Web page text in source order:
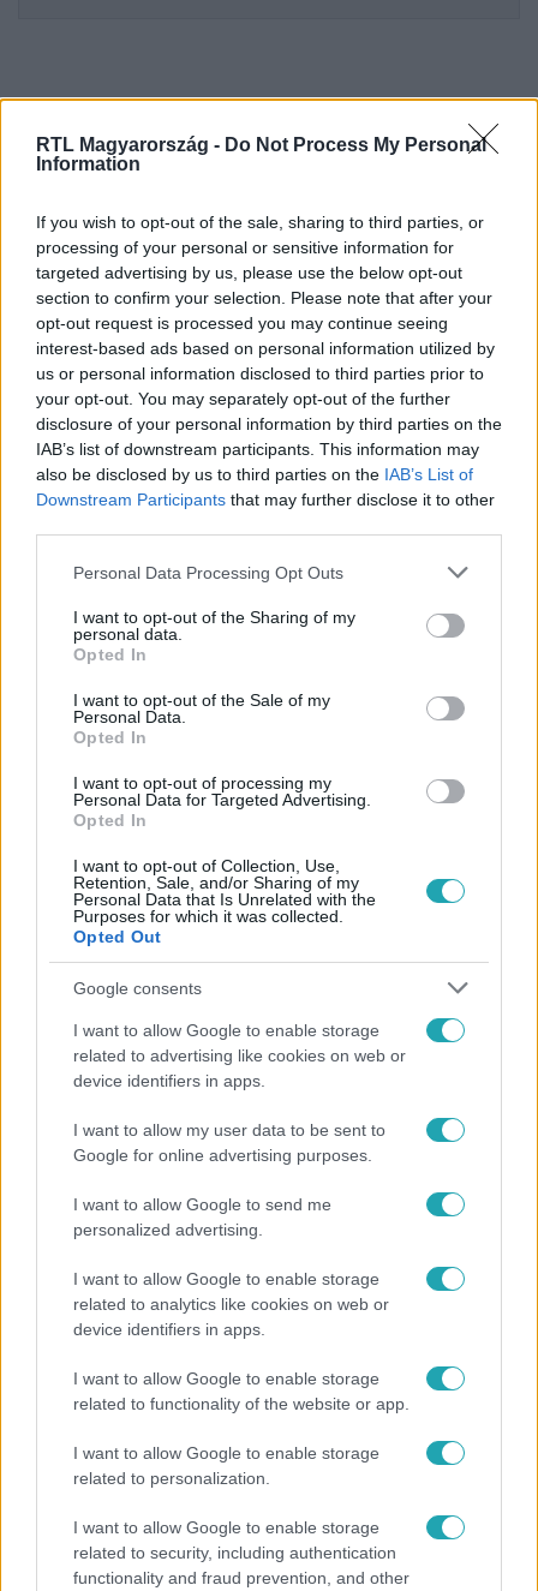
RTL Magyarország - Do Not Process My Personal
Information
If you wish to opt-out of the sale, sharing to third parties, or
processing of your personal or sensitive information for
targeted advertising by us, please use the below opt-out
section to confirm your selection. Please note that after your
opt-out request is processed you may continue seeing
interest-based ads based on personal information utilized by
us or personal information disclosed to third parties prior to
your opt-out. You may separately opt-out of the further
disclosure of your personal information by third parties on the
IAB’s list of downstream participants. This information may
also be disclosed by us to third parties on the IAB’s List of
Downstream Participants that may further disclose it to other
Please note that this website/app uses one or more Google
not limited to your visit or usage behaviour. You may click to
grant or deny consent to Google and its third-party tags to
use your data for below specified purposes in below Google
consent section.
Personal Data Processing Opt Outs
I want to opt-out of the Sharing of my
personal data.
Opted In
I want to opt-out of the Sale of my
Personal Data.
Opted In
I want to opt-out of processing my
Personal Data for Targeted Advertising.
Opted In
I want to opt-out of Collection, Use,
Retention, Sale, and/or Sharing of my
Personal Data that Is Unrelated with the
Purposes for which it was collected.
Opted Out
Google consents
I want to allow Google to enable storage
related to advertising like cookies on web or
device identifiers in apps.
I want to allow my user data to be sent to
Google for online advertising purposes.
I want to allow Google to send me
personalized advertising.
I want to allow Google to enable storage
related to analytics like cookies on web or
device identifiers in apps.
I want to allow Google to enable storage
related to functionality of the website or app.
I want to allow Google to enable storage
related to personalization.
I want to allow Google to enable storage
related to security, including authentication
functionality and fraud prevention, and other
Kövess minket, és értesülj a friss hírekről a
Facebookon is!
Követem
Népszerű
Rubint Réka: A mai napig nem jött vissza a 100%-
os tüdőkapacitásom